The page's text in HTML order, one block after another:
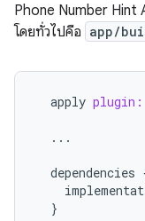
Phone Number Hint
โดยทั่วไปคือ app/
apply plugin:
...
dependencies
}